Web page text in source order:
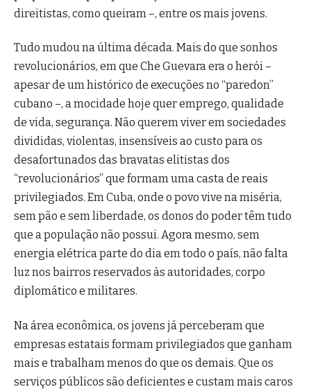
direitistas, como queiram –, entre os mais jovens.
Tudo mudou na última década. Mais do que sonhos
revolucionários, em que Che Guevara era o herói –
apesar de um histórico de execuções no “paredon”
cubano –, a mocidade hoje quer emprego, qualidade
de vida, segurança. Não querem viver em sociedades
divididas, violentas, insensíveis ao custo para os
desafortunados das bravatas elitistas dos
“revolucionários” que formam uma casta de reais
privilegiados. Em Cuba, onde o povo vive na miséria,
sem pão e sem liberdade, os donos do poder têm tudo
que a população não possui. Agora mesmo, sem
energia elétrica parte do dia em todo o país, não falta
luz nos bairros reservados às autoridades, corpo
diplomático e militares.
Na área econômica, os jovens já perceberam que
empresas estatais formam privilegiados que ganham
mais e trabalham menos do que os demais. Que os
serviços públicos são deficientes e custam mais caros